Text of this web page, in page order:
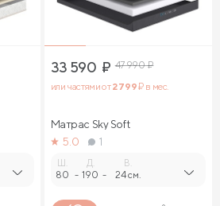
33 590 ₽ 47 990₽
или частями от2 799₽ в мес.
Матрас Sky Soft
5.0
1
80 -
Д.
190 -
В.
24 см.